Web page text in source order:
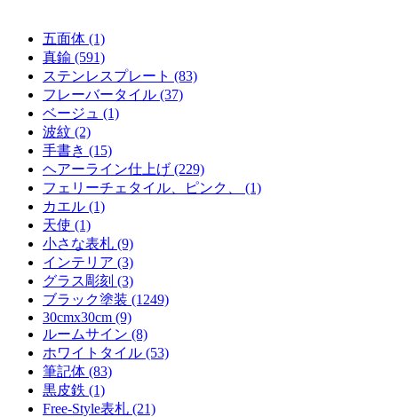
五面体 (1)
真鍮 (591)
ステンレスプレート (83)
フレーバータイル (37)
ベージュ (1)
波紋 (2)
手書き (15)
ヘアーライン仕上げ (229)
フェリーチェタイル、ピンク、 (1)
カエル (1)
天使 (1)
小さな表札 (9)
インテリア (3)
グラス彫刻 (3)
ブラック塗装 (1249)
30cmx30cm (9)
ルームサイン (8)
ホワイトタイル (53)
筆記体 (83)
黒皮鉄 (1)
Free-Style表札 (21)